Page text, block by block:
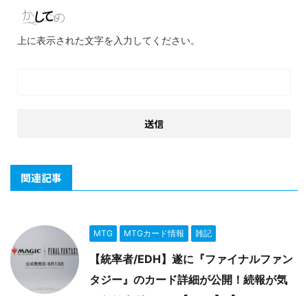
上に表示された文字を入力してください。
関連記事
MTG MTGカード情報 雑記
【統率者/EDH】遂に『ファイナルファン
タジー』のカード詳細が公開！続報が気